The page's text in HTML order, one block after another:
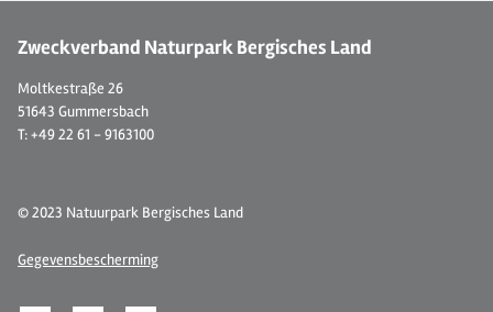
Zweckverband Naturpark Bergisches Land
Moltkestraße 26
51643 Gummersbach
T: +49 22 61 - 9163100
© 2023 Natuurpark Bergisches Land
Gegevensbescherming